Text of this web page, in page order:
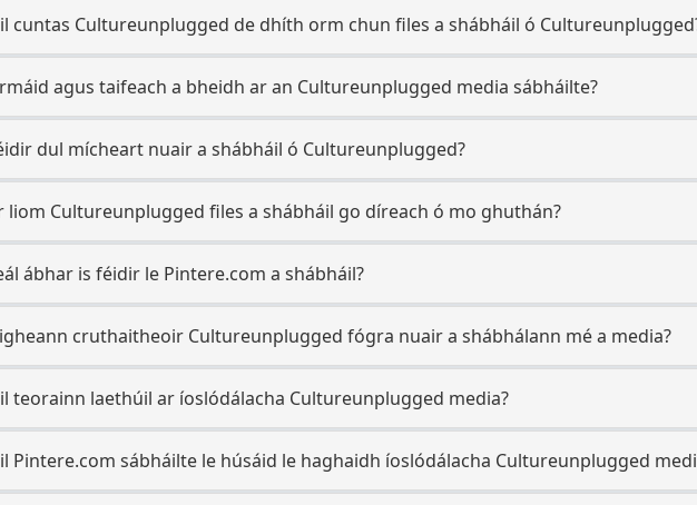
cuntas Cultureunplugged de dhíth orm chun files a shábháil ó
agus taifeach a bheidh ar an Cultureunplugged media sábháilte?
dul mícheart nuair a shábháil ó Cultureunplugged?
liom Cultureunplugged files a shábháil go díreach ó mo ghuthán?
ábhar is féidir le Pintere.com a shábháil?
cruthaitheoir Cultureunplugged fógra nuair a shábhálann mé a media?
teorainn laethúil ar íoslódálacha Cultureunplugged media?
Pintere.com sábháilte le húsáid le haghaidh íoslódálacha Cultureunplugged